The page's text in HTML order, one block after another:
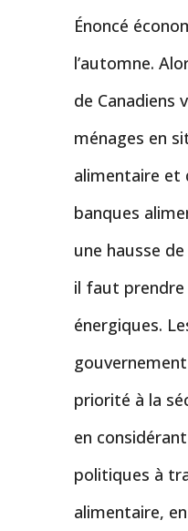
Énoncé
l’automne.
de Canadiens
ménages en
alimentaire et
banques
une hausse
il faut prendre
énergiques.
priorité à la
en
politiques à
alimentaire,